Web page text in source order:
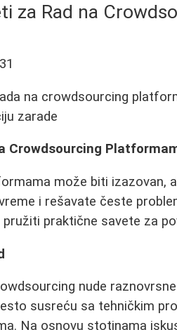
za Rad na
na crowdsourcing
zarade
Crowdsourcing
može biti izazovan,
i rešavate česte
praktične savete za
nude
susreću sa tehničkim
Na osnovu stotinama